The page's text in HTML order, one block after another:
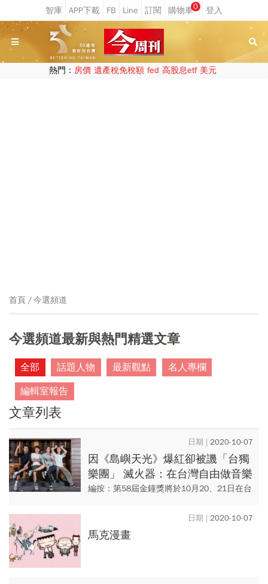
0
熱門： 房價 遺產稅免稅額 fed 高股息etf 美元
首頁 今選頻道
今選頻道最新與熱門精選文章
全部 話題人物 最新觀點
名人專欄
編輯室報告
文章列表
2020-10-07
因《島嶼天光》爆紅卻被譏「台獨
樂團」 滅火器：在台灣自由做音樂
是很驕傲的事！
編按：第58屆金鐘獎將於10月20、21日在台
集《我願意》入圍金鐘58戲劇節目男配角
獎，他首度入圍就擊...
2020-10-07
馬克漫畫